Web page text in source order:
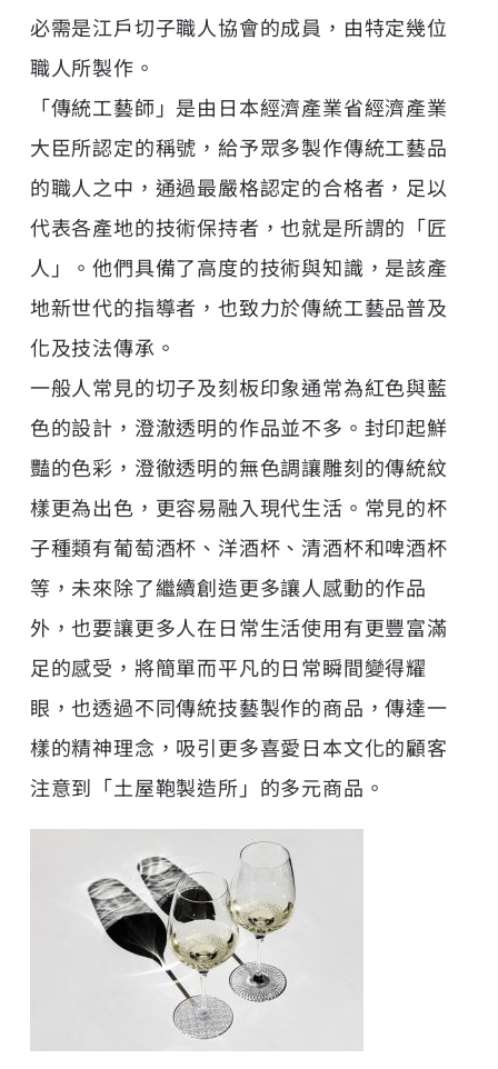
必需是江戶切子職人協會的成員，由特定幾位
職人所製作。
「傳統工藝師」是由日本經濟產業省經濟產業
大臣所認定的稱號，給予眾多製作傳統工藝品
的職人之中，通過最嚴格認定的合格者，足以
代表各產地的技術保持者，也就是所謂的「匠
人」。他們具備了高度的技術與知識，是該產
地新世代的指導者，也致力於傳統工藝品普及
化及技法傳承。
一般人常見的切子及刻板印象通常為紅色與藍
色的設計，澄澈透明的作品並不多。封印起鮮
豔的色彩，澄徹透明的無色調讓雕刻的傳統紋
樣更為出色，更容易融入現代生活。常見的杯
子種類有葡萄酒杯、洋酒杯、清酒杯和啤酒杯
等，未來除了繼續創造更多讓人感動的作品
外，也要讓更多人在日常生活使用有更豐富滿
足的感受，將簡單而平凡的日常瞬間變得耀
眼，也透過不同傳統技藝製作的商品，傳達一
樣的精神理念，吸引更多喜愛日本文化的顧客
注意到「土屋鞄製造所」的多元商品。